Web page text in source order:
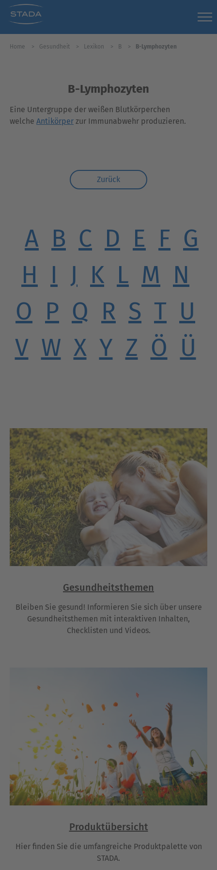
Home Gesundheit Lexikon B B-Lymphozyten
B-Lymphozyten
Eine Untergruppe der weißen Blutkörperchen
welche Antikörper zur Immunabwehr produzieren.
Zurück
A B C D E F G
H I J K L M N
O P Q R S T U
V W X Y Z Ö Ü
Gesundheitsthemen
Bleiben Sie gesund! Informieren Sie sich über unsere
Gesundheitsthemen mit interaktiven Inhalten,
Checklisten und Videos.
Produktübersicht
Hier finden Sie die umfangreiche Produktpalette von
STADA.